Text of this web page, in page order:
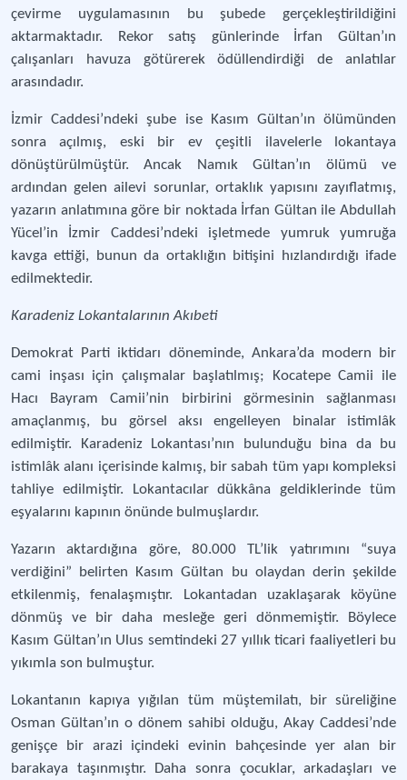
çevirme uygulamasının bu şubede gerçekleştirildiğini
aktarmaktadır. Rekor satış günlerinde İrfan Gültan’ın
çalışanları havuza götürerek ödüllendirdiği de anlatılar
arasındadır.
İzmir Caddesi’ndeki şube ise Kasım Gültan’ın ölümünden
sonra açılmış, eski bir ev çeşitli ilavelerle lokantaya
dönüştürülmüştür. Ancak Namık Gültan’ın ölümü ve
ardından gelen ailevi sorunlar, ortaklık yapısını zayıflatmış,
yazarın anlatımına göre bir noktada İrfan Gültan ile Abdullah
Yücel’in İzmir Caddesi’ndeki işletmede yumruk yumruğa
kavga ettiği, bunun da ortaklığın bitişini hızlandırdığı ifade
edilmektedir.
Karadeniz Lokantalarının Akıbeti
Demokrat Parti iktidarı döneminde, Ankara’da modern bir
cami inşası için çalışmalar başlatılmış; Kocatepe Camii ile
Hacı Bayram Camii’nin birbirini görmesinin sağlanması
amaçlanmış, bu görsel aksı engelleyen binalar istimlâk
edilmiştir. Karadeniz Lokantası’nın bulunduğu bina da bu
istimlâk alanı içerisinde kalmış, bir sabah tüm yapı kompleksi
tahliye edilmiştir. Lokantacılar dükkâna geldiklerinde tüm
eşyalarını kapının önünde bulmuşlardır.
Yazarın aktardığına göre, 80.000 TL’lik yatırımını “suya
verdiğini” belirten Kasım Gültan bu olaydan derin şekilde
etkilenmiş, fenalaşmıştır. Lokantadan uzaklaşarak köyüne
dönmüş ve bir daha mesleğe geri dönmemiştir. Böylece
Kasım Gültan’ın Ulus semtindeki 27 yıllık ticari faaliyetleri bu
yıkımla son bulmuştur.
Lokantanın kapıya yığılan tüm müştemilatı, bir süreliğine
Osman Gültan’ın o dönem sahibi olduğu, Akay Caddesi’nde
genişçe bir arazi içindeki evinin bahçesinde yer alan bir
barakaya taşınmıştır. Daha sonra çocuklar, arkadaşları ve